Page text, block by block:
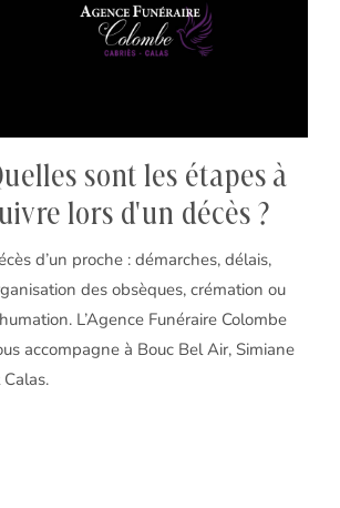
sont les étapes à
lors d'un décès ?
d’un proche : démarches, délais,
des obsèques, crémation ou
L’Agence Funéraire Colombe
accompagne à Bouc Bel Air, Simiane
Calas.